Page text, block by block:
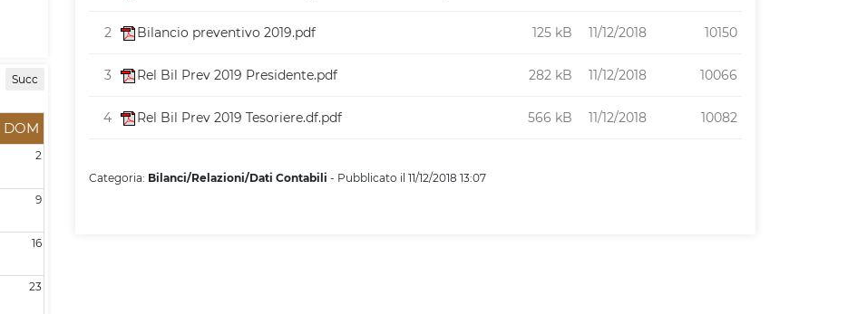
Succ
DOM
2
9
16
23
2 Bilancio preventivo 2019.pdf 125 kB 11/12/2018 10150
3 Rel Bil Prev 2019 Presidente.pdf 282 kB 11/12/2018 10066
4 Rel Bil Prev 2019 Tesoriere.df.pdf 566 kB 11/12/2018 10082
Categoria: Bilanci/Relazioni/Dati Contabili - Pubblicato il 11/12/2018 13:07